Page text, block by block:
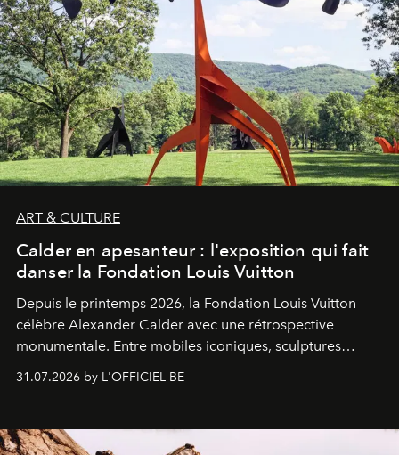
ART & CULTURE
Calder en apesanteur : l'exposition qui fait
danser la Fondation Louis Vuitton
Depuis le printemps 2026, la Fondation Louis Vuitton
célèbre Alexander Calder avec une rétrospective
monumentale. Entre mobiles iconiques, sculptures
monumentales et poésie du mouvement, l'artiste
américain investit les espaces imaginés par Frank Gehry
sculpture.
31.07.2026 by L'OFFICIEL BE